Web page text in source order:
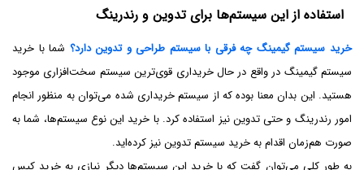
استفاده از این سیستم‌ها برای تدوین و رندرینگ
خرید سیستم گیمینگ چه فرقی با سیستم طراحی و تدوین دارد؟ شما با خرید
سیستم گیمینگ در واقع در حال خریداری قوی‌‌ترین سیستم سخت‌افزاری موجود
هستید. این بدان معنا بوده که از سیستم خریداری شده می‌توان به منظور انجام
امور رندرینگ و حتی تدوین نیز استفاده کرد. با خرید این نوع سیستم‌ها، شما به
صورت هم‌زمان اقدام به خرید سیستم تدوین نیز کرده‌اید.
به طور کلی می‌توان گفت که با خرید این سیستم‌ها دیگر نیازی به خرید کیس